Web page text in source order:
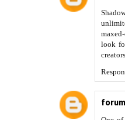
look
forum